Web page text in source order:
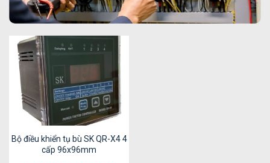
Bộ điều khiển tụ bù SK QR-X4 4
cấp 96x96mm